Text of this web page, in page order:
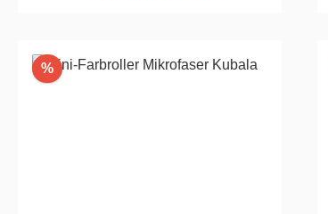
kompatibel mit Griff Kat. Nr. 4190 und
%Rabatt